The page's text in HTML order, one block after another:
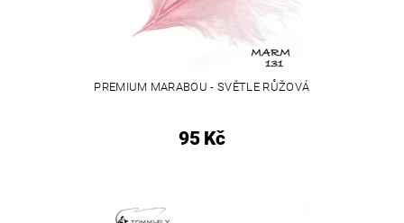
PREMIUM MARABOU - SVĚTLE RŮŽOVÁ
95 Kč